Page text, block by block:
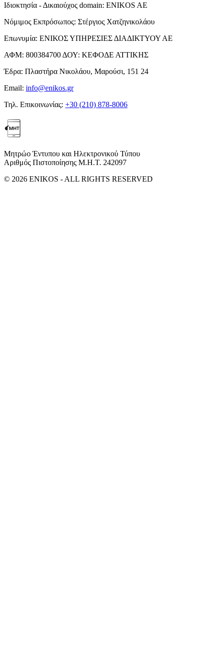
Ιδιοκτησία - Δικαιούχος domain: ENIKOS AE
Νόμιμος Εκπρόσωπος: Στέργιος Χατζηνικολάου
Επωνυμία: ΕΝΙΚΟΣ ΥΠΗΡΕΣΙΕΣ ΔΙΑΔΙΚΤΥΟΥ ΑΕ
ΑΦΜ: 800384700 ΔΟΥ: ΚΕΦΟΔΕ ΑΤΤΙΚΗΣ
Έδρα: Πλαστήρα Νικολάου, Μαρούσι, 151 24
Email: info@enikos.gr
Τηλ. Επικοινωνίας: +30 (210) 878-8006
Μητρώο Έντυπου και Ηλεκτρονικού Τύπου
Αριθμός Πιστοποίησης Μ.Η.Τ. 242097
© 2026 ENIKOS - ALL RIGHTS RESERVED